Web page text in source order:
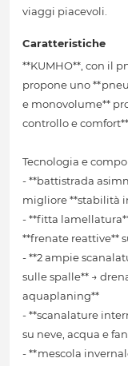
viaggi piacevoli.
Caratteristiche
**KUMHO**, con il
propone uno
e monovolume**
controllo e
Tecnologia e
- **battistrada
migliore **stabilità
- **fitta
**frenate reattive**
- **2 ampie
sulle spalle** →
aquaplaning**
- **scanalature
su neve, acqua e
- **mescola